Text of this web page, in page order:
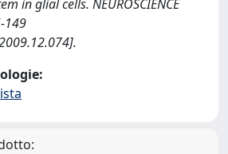
in glial cells. NEUROSCIENCE
149